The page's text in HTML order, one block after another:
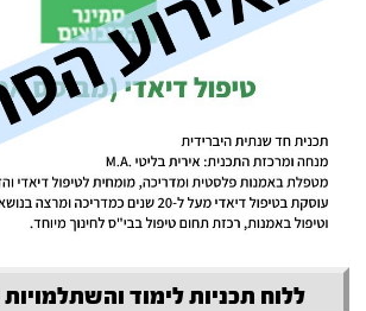
ללוח תכניות לימוד והשתלמויות